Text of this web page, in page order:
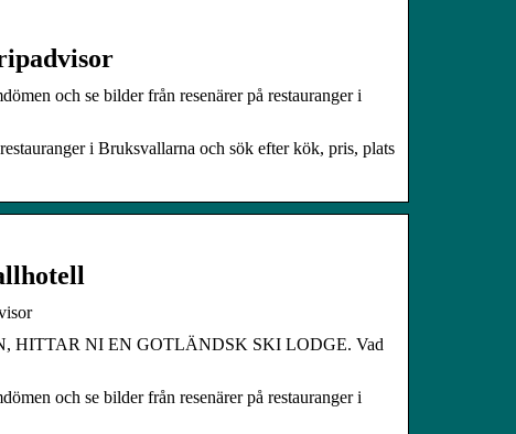
och se bilder från resenärer på restauranger i
i Bruksvallarna och sök efter kök, pris, plats
NI EN GOTLÄNDSK SKI LODGE. Vad
och se bilder från resenärer på restauranger i